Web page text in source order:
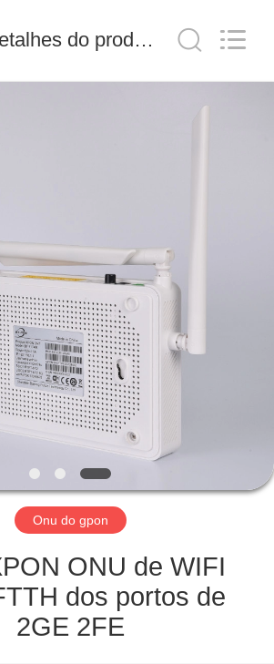
Detalhes do produto
Onu do gpon
ONU de WIFI
dos portos de
2GE 2FE